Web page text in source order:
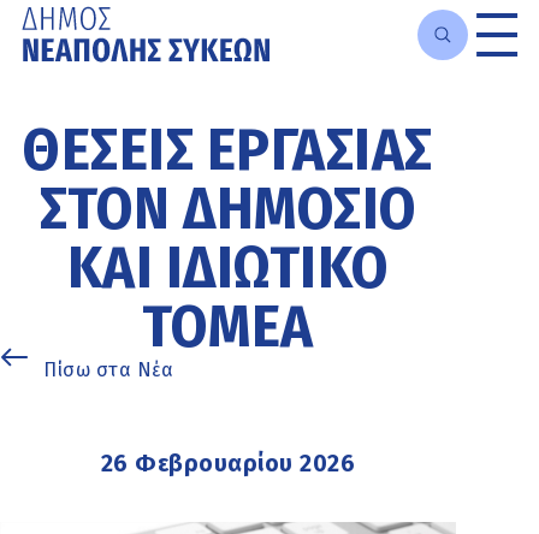
κυρίως
περιεχόμενο
ΘΕΣΕΙΣ ΕΡΓΑΣΙΑΣ
ΣΤΟΝ ΔΗΜΟΣΙΟ
ΚΑΙ ΙΔΙΩΤΙΚΟ
ΤΟΜΕΑ
Πίσω στα Νέα
26 Φεβρουαρίου 2026